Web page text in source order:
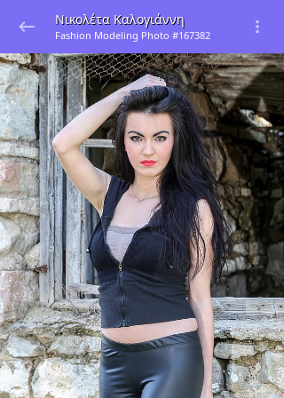
Νικολέτα Καλογιάννη
Fashion Modeling Photo #167382